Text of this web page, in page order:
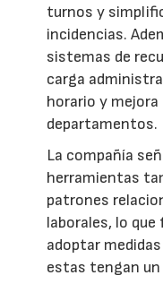
turnos y
incidencias.
sistemas de
carga
horario y
departamentos.
La compañía
herramientas
patrones
laborales, lo
adoptar
estas tengan